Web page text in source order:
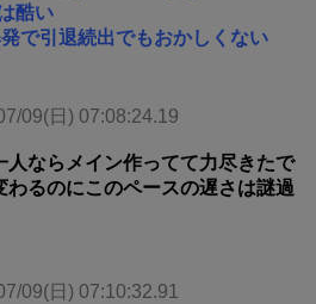
酷い
で引退続出でもおかしくない
09(日) 07:08:24.19
人ならメイン作ってて力尽きたで
わるのにこのペースの遅さは謎過
09(日) 07:10:32.91